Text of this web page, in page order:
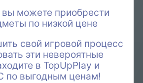
вы можете приобрести
по низкой цене
свой игровой процесс
эти невероятные
в TopUpPlay и
по выгодным ценам!